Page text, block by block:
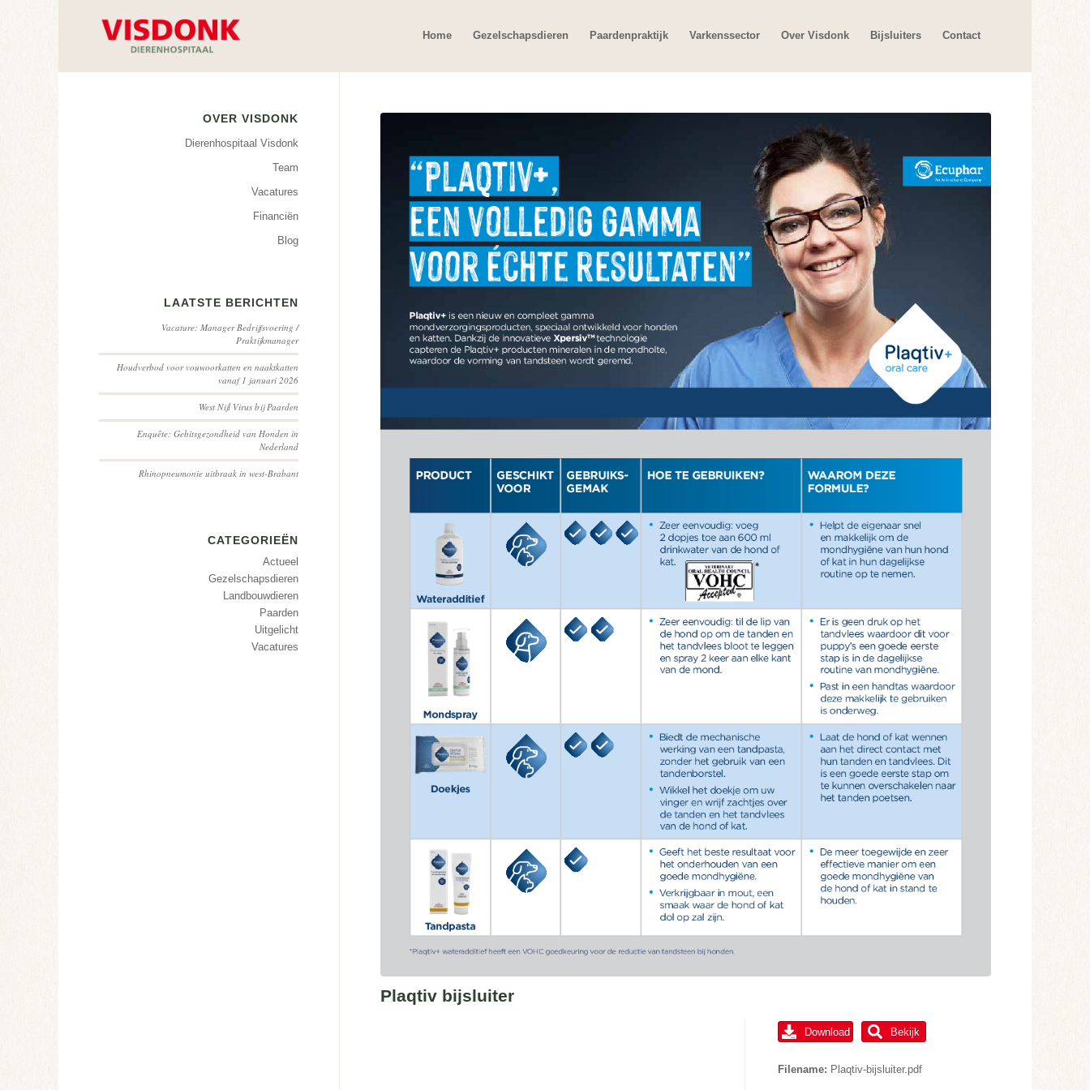
Home Gezelschapsdieren Paardenpraktijk Varkenssector Over Visdonk Bijsluiters Contact
Plaqtiv bijsluiter
Download Bekijk
Filename: Plaqtiv-bijsluiter.pdf
OVER VISDONK
Dierenhospitaal Visdonk
Team
Vacatures
Financiën
Blog
LAATSTE BERICHTEN
Vacature: Manager Bedrijfsvoering /
Praktijkmanager
Houdverbod voor vouwoorkatten en naaktkatten
vanaf 1 januari 2026
West Nijl Virus bij Paarden
Enquête: Gebitsgezondheid van Honden in
Nederland
Rhinopneumonie uitbraak in west-Brabant
CATEGORIEËN
Actueel
Gezelschapsdieren
Landbouwdieren
Paarden
Uitgelicht
Vacatures